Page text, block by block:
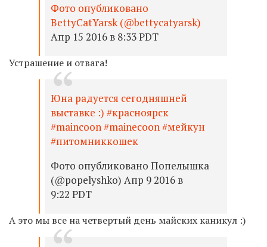
Фото опубликовано
BettyCatYarsk (@bettycatyarsk)
Апр 15 2016 в 8:33 PDT
Устрашение и отвага!
Юна радуется сегодняшней
выставке :) #красноярск
#maincoon #mainecoon #мейкун
#питомниккошек
Фото опубликовано Попелышка
(@popelyshko) Апр 9 2016 в
9:22 PDT
А это мы все на четвертый день майских каникул :)